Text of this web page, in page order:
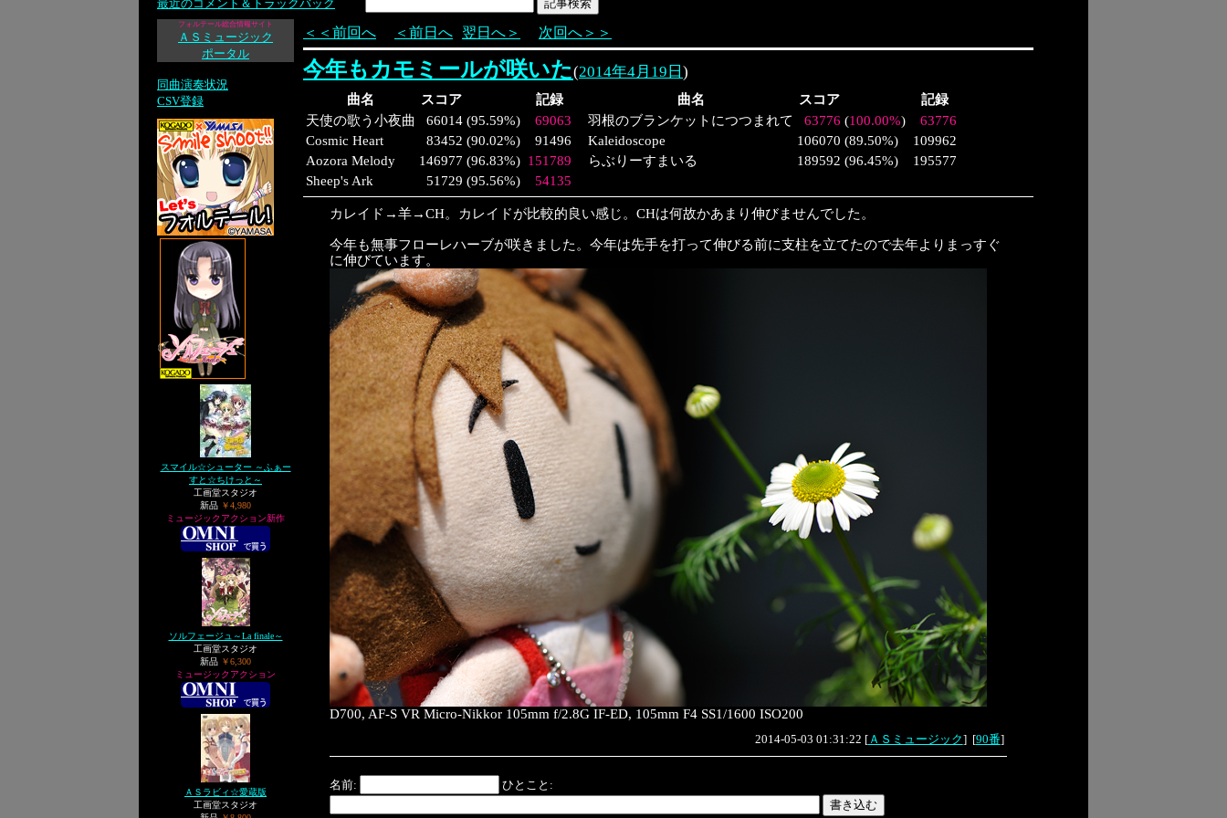
最近のコメント＆トラックバック
フォルテール総合情報サイト
ＡＳミュージック
ポータル
同曲演奏状況
CSV登録
スマイル☆シューター ～ふぁー
すと☆ちけっと～
工画堂スタジオ
新品 ￥4,980
ミュージックアクション新作
ソルフェージュ～La finale～
工画堂スタジオ
新品 ￥6,300
ミュージックアクション
ＡＳラビィ☆愛蔵版
工画堂スタジオ
＜＜前回へ ＜前日へ 翌日へ＞ 次回へ＞＞
今年もカモミールが咲いた(2014年4月19日 )
曲名 スコア 記録 曲名 スコア
記録
天使の歌う小夜曲
66014 (95.59%) 69063 羽根のブランケットにつつまれて 63776 (100.00%)
63776
Cosmic Heart
83452 (90.02%) 91496 Kaleidoscope 106070 (89.50%)
109962
Aozora Melody
146977 (96.83%) 151789 らぶりーすまいる 189592 (96.45%)
195577
Sheep's Ark
51729 (95.56%) 54135
カレイド→羊→CH。カレイドが比較的良い感じ。CHは何故かあまり伸びませんでした。
今年も無事フローレハーブが咲きました。今年は先手を打って伸びる前に支柱を立てたので去年よりまっすぐ
に伸びています。
D700, AF-S VR Micro-Nikkor 105mm f/2.8G IF-ED, 105mm F4 SS1/1600 ISO200
2014-05-03 01:31:22 [ＡＳミュージック] [90番]
名前: ひとこと: